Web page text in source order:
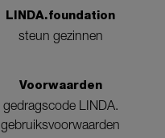
LINDA.foundation
steun gezinnen
Voorwaarden
gedragscode LINDA.
gebruiksvoorwaarden